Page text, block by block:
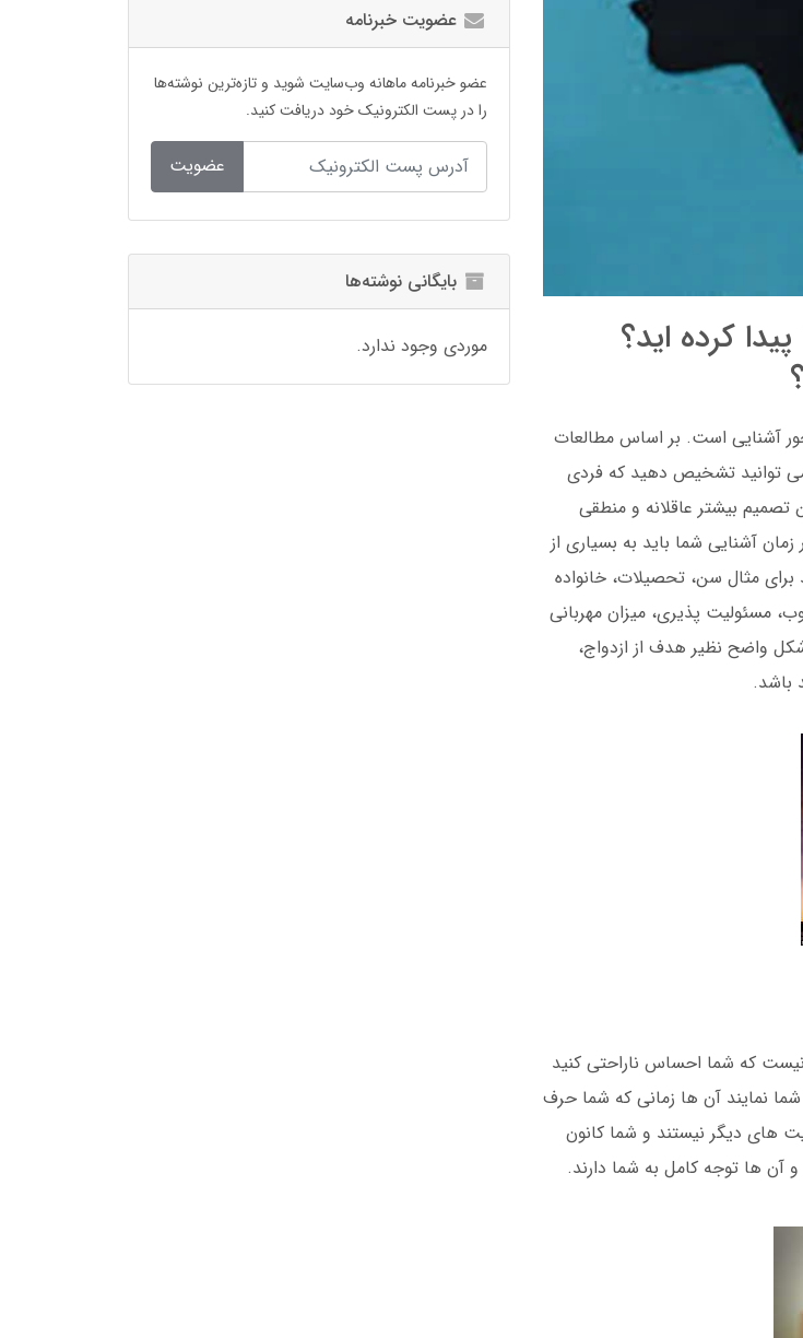
کرده اید؟
آشنایی است. بر اساس مطالعات
می توانید تشخیص دهید که فردی
بیشتر عاقلانه و منطقی
آشنایی شما باید به بسیاری از
مثال سن، تحصیلات، خانواده
مسئولیت پذیری، میزان مهربانی
واضح نظیر هدف از ازدواج،
باشد.
که شما احساس ناراحتی کنید
نمایند آن ها زمانی که شما حرف
های دیگر نیستند و شما کانون
ها توجه کامل به شما دارند.
عضویت خبرنامه
عضو خبرنامه ماهانه وب‌سایت شوید و تازه‌ترین نوشته‌ها
را در پست الکترونیک خود دریافت کنید.
عضویت
بایگانی نوشته‌ها
موردی وجود ندارد.